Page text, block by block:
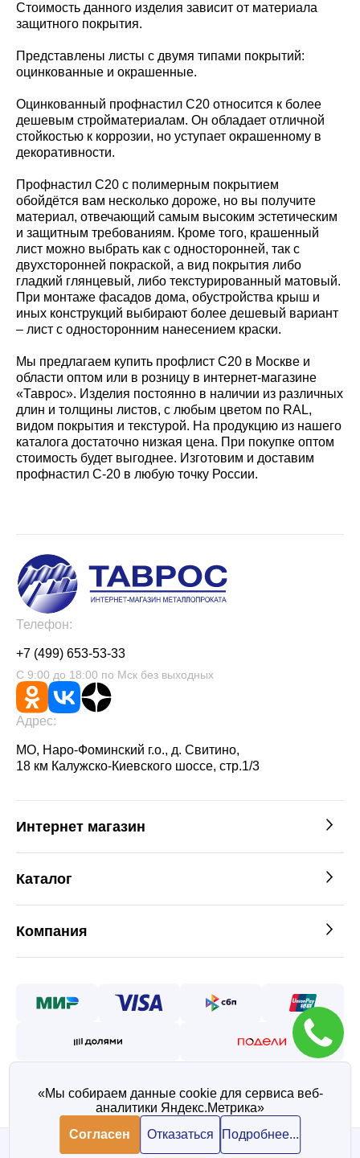
1 655 ₽/ шт В корзину
1 655 ₽/ шт В корзину
Стоимость данного изделия зависит от материала
защитного покрытия.
Представлены листы с двумя типами покрытий:
оцинкованные и окрашенные.
Оцинкованный профнастил С20 относится к более
дешевым стройматериалам. Он обладает отличной
стойкостью к коррозии, но уступает окрашенному в
декоративности.
Профнастил С20 с полимерным покрытием
обойдётся вам несколько дороже, но вы получите
материал, отвечающий самым высоким эстетическим
и защитным требованиям. Кроме того, крашенный
лист можно выбрать как с односторонней, так с
двухсторонней покраской, а вид покрытия либо
гладкий глянцевый, либо текстурированный матовый.
При монтаже фасадов дома, обустройства крыш и
иных конструкций выбирают более дешевый вариант
– лист с односторонним нанесением краски.
Мы предлагаем купить профлист С20 в Москве и
области оптом или в розницу в интернет-магазине
«Таврос». Изделия постоянно в наличии из различных
длин и толщины листов, с любым цветом по RAL,
видом покрытия и текстурой. На продукцию из нашего
каталога достаточно низкая цена. При покупке оптом
стоимость будет выгоднее. Изготовим и доставим
профнастил С-20 в любую точку России.
Телефон:
+7 (499) 653-53-33
С 9:00 до 18:00 по Мск без выходных
Адрес:
МО, Наро-Фоминский г.о., д. Свитино,
18 км Калужско-Киевского шоссе, стр.1/3
Интернет магазин
Каталог
Компания
©2026 — Таврос интернет
магазин металлопроката
Политика конфиденциальности
Согласие на обработку персональных данных
«Мы собираем данные cookie для сервиса веб-
аналитики Яндекс.Метрика»
Согласен
Отказаться Подробнее...